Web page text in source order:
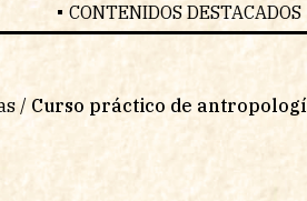
CONTENIDOS DESTACADOS
/ Curso práctico de